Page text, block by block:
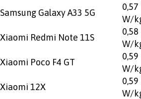
Samsung Galaxy A33 5G
0,57
W/
Xiaomi Redmi Note 11S
0,58
W/
Xiaomi Poco F4 GT
0,59
W/
Xiaomi 12X
0,59
W/